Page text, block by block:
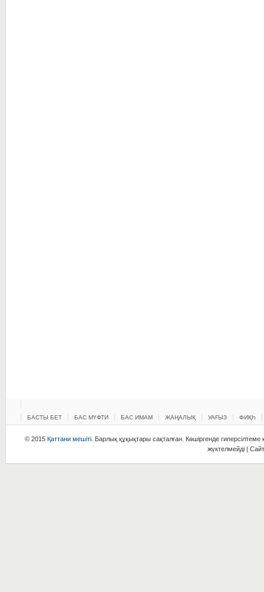
БАСТЫ БЕТ БАС МҮФТИ БАС ИМАМ ЖАҢАЛЫҚ УАҒЫЗ ФИҚҺ
© 2015 Қаттани мешіті. Барлық құқықтары сақталған. Көшіргенде гиперсілтеме
жүктелмейді |